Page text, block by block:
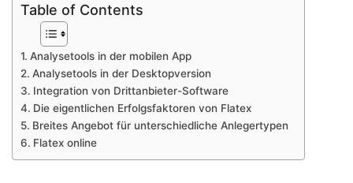
Table of Contents
Analysetools in der mobilen App
Analysetools in der Desktopversion
Integration von Drittanbieter-Software
Die eigentlichen Erfolgsfaktoren von Flatex
Breites Angebot für unterschiedliche Anlegertypen
Flatex online